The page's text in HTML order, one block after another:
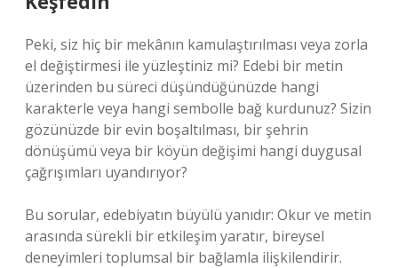
Peki, siz hiç bir mekânın kamulaştırılması veya zorla
el değiştirmesi ile yüzleştiniz mi? Edebi bir metin
üzerinden bu süreci düşündüğünüzde hangi
karakterle veya hangi sembolle bağ kurdunuz? Sizin
gözünüzde bir evin boşaltılması, bir şehrin
dönüşümü veya bir köyün değişimi hangi duygusal
çağrışımları uyandırıyor?
Bu sorular, edebiyatın büyülü yanıdır: Okur ve metin
arasında sürekli bir etkileşim yaratır, bireysel
deneyimleri toplumsal bir bağlamla ilişkilendirir.